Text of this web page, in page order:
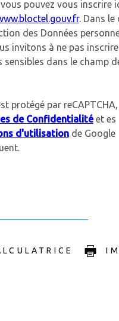
pouvez vous inscrire
. Dans le
des Données
invitons à ne pas
sensibles dans le champ
protégé par reCAPTCHA,
de Confidentialitéet es
d'utilisationde Google